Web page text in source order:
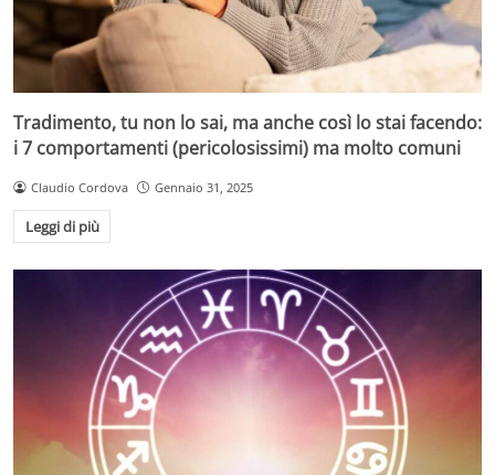
Tradimento, tu non lo sai, ma anche così lo stai facendo:
i 7 comportamenti (pericolosissimi) ma molto comuni
Claudio Cordova Gennaio 31, 2025
Leggi di più